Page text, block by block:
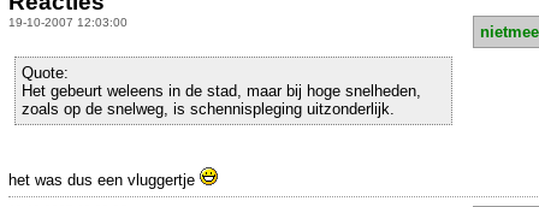
19-10-2007 12:03:00
Quote:
Het gebeurt weleens in de stad, maar bij hoge snelheden,
zoals op de snelweg, is schennispleging uitzonderlijk.
het was dus een vluggertje